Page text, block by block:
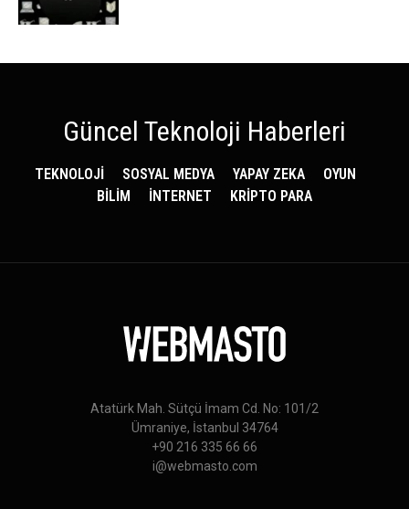
Güncel Teknoloji Haberleri
TEKNOLOJİ SOSYAL MEDYA YAPAY ZEKA
OYUN
BİLİM
İNTERNET KRİPTO PARA
Atatürk Mah. Sütçü İmam Cd. No: 101/2
Ümraniye, İstanbul 34764
+90 216 335 66 66
i@webmasto.com